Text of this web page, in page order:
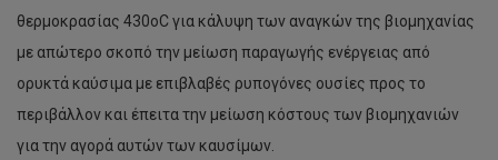
θερμοκρασίας 430οC για κάλυψη των αναγκών της βιομηχανίας
με απώτερο σκοπό την μείωση παραγωγής ενέργειας από
ορυκτά καύσιμα με επιβλαβές ρυπογόνες ουσίες προς το
περιβάλλον και έπειτα την μείωση κόστους των βιομηχανιών
για την αγορά αυτών των καυσίμων.